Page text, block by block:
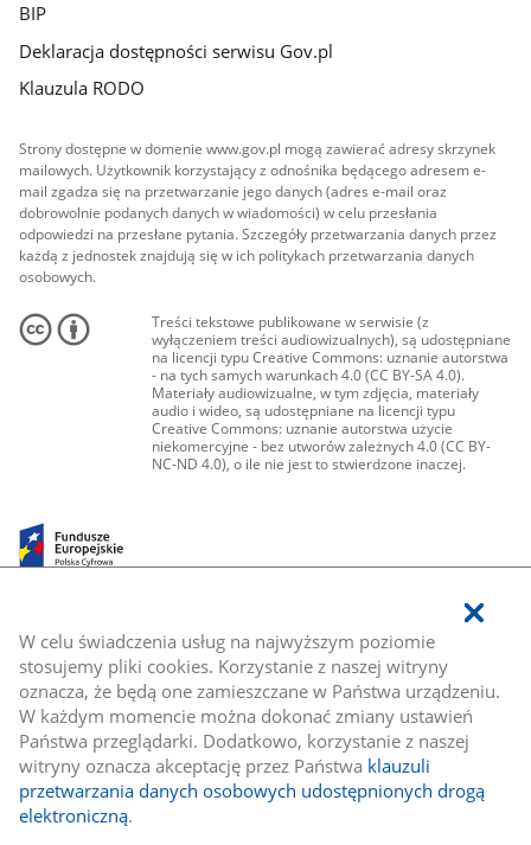
W celu świadczenia usług na najwyższym poziomie
stosujemy pliki cookies. Korzystanie z naszej witryny
oznacza, że będą one zamieszczane w Państwa urządzeniu.
W każdym momencie można dokonać zmiany ustawień
Państwa przeglądarki. Dodatkowo, korzystanie z naszej
witryny oznacza akceptację przez Państwa klauzuli
przetwarzania danych osobowych udostępnionych drogą
elektroniczną.
BIP
Deklaracja dostępności serwisu Gov.pl
Klauzula RODO
Strony dostępne w domenie www.gov.pl mogą zawierać adresy skrzynek
mailowych. Użytkownik korzystający z odnośnika będącego adresem e-
mail zgadza się na przetwarzanie jego danych (adres e-mail oraz
dobrowolnie podanych danych w wiadomości) w celu przesłania
odpowiedzi na przesłane pytania. Szczegóły przetwarzania danych przez
każdą z jednostek znajdują się w ich politykach przetwarzania danych
osobowych.
Treści tekstowe publikowane w serwisie (z
wyłączeniem treści audiowizualnych), są udostępniane
na licencji typu Creative Commons: uznanie autorstwa
- na tych samych warunkach 4.0 (CC BY-SA 4.0).
Materiały audiowizualne, w tym zdjęcia, materiały
audio i wideo, są udostępniane na licencji typu
Creative Commons: uznanie autorstwa użycie
niekomercyjne - bez utworów zależnych 4.0 (CC BY-
NC-ND 4.0), o ile nie jest to stwierdzone inaczej.